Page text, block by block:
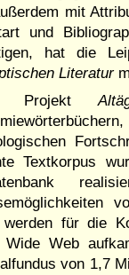
mit
und
hat die
Literatur
Projekt
Textkorpus
werden für die
Wide Web
von 1,7